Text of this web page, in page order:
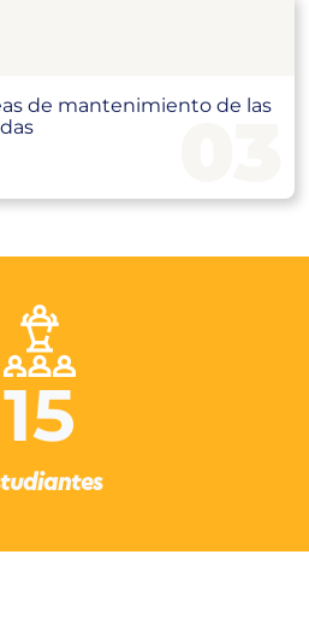
de mantenimiento de las
15